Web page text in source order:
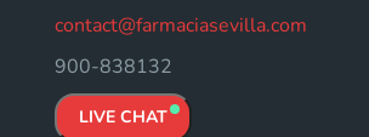
contact@farmaciasevilla.com
900-838132
LIVE CHAT